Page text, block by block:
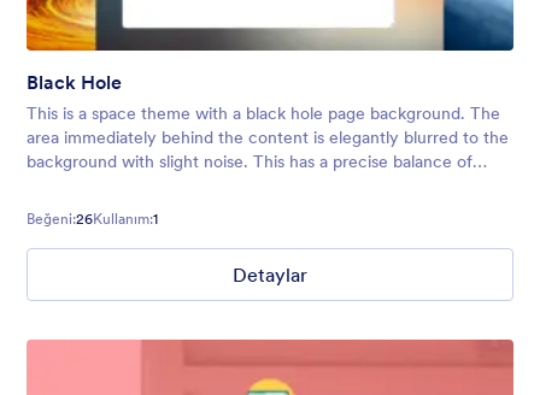
Black Hole
This is a space theme with a black hole page background. The
area immediately behind the content is elegantly blurred to the
background with slight noise. This has a precise balance of
modern touc
Beğeni:26Kullanım:1
Detaylar